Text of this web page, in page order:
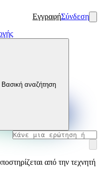
ΕγγραφήΣύνδεση
Βασική αναζήτηση
από την τεχνητή